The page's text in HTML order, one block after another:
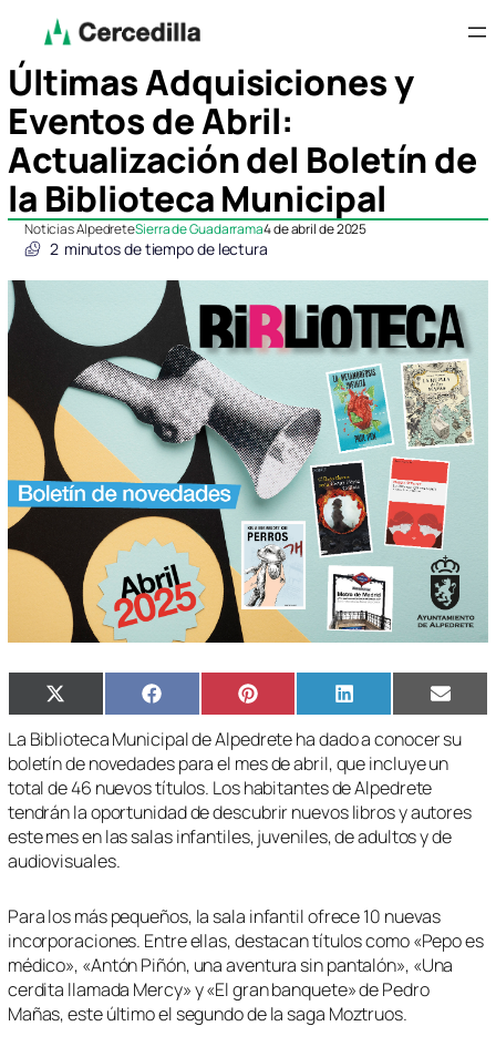
Últimas Adquisiciones y
Eventos de Abril:
Actualización del Boletín de
la Biblioteca Municipal
Noticias AlpedreteSierra de Guadarrama4 de abril de 2025
2 minutos de tiempo de lectura
Compartir
en
X
(Twitter)
Compartir
en
Facebook Compartir
en
Pinterest Compartir
en
LinkedIn
en
Email
La Biblioteca Municipal de Alpedrete ha dado a conocer su
boletín de novedades para el mes de abril, que incluye un
total de 46 nuevos títulos. Los habitantes de Alpedrete
tendrán la oportunidad de descubrir nuevos libros y autores
este mes en las salas infantiles, juveniles, de adultos y de
audiovisuales.
Para los más pequeños, la sala infantil ofrece 10 nuevas
incorporaciones. Entre ellas, destacan títulos como «Pepo es
médico», «Antón Piñón, una aventura sin pantalón», «Una
cerdita llamada Mercy» y «El gran banquete» de Pedro
Mañas, este último el segundo de la saga Moztruos.